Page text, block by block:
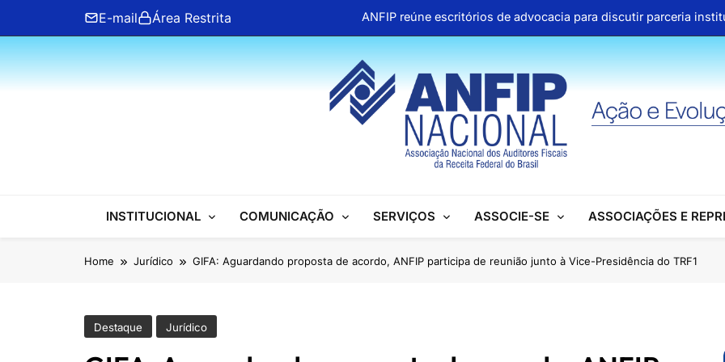
content
E-mail Área Restrita ANFIP reúne escritórios de advocacia para discutir parceria
Honras a um gigante na construção da Seguridade
Pública organiza mobilização no Congresso e
Aproveite os descontos
ANFIP reúne escritórios de advocacia para discutir parceria
Pública organiza mobilização no Congresso e
Aproveite os
ANFIP Nacional
INSTITUCIONAL COMUNICAÇÃO SERVIÇOS ASSOCIE-SE ASSOCIAÇÕES E
Home Jurídico GIFA: Aguardando proposta de acordo, ANFIP participa de reunião junto à Vice-Presidência do TRF1
Destaque Jurídico